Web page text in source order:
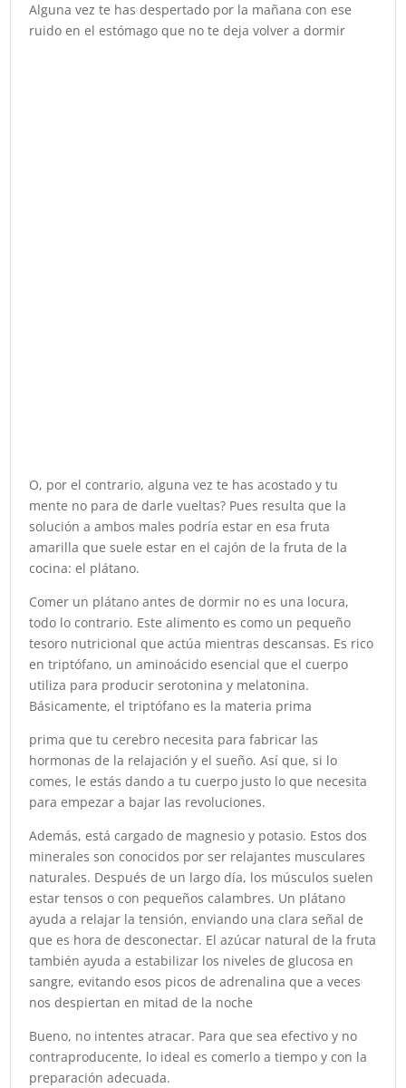
Alguna vez te has despertado por la mañana con ese
ruido en el estómago que no te deja volver a dormir
O, por el contrario, alguna vez te has acostado y tu
mente no para de darle vueltas? Pues resulta que la
solución a ambos males podría estar en esa fruta
amarilla que suele estar en el cajón de la fruta de la
cocina: el plátano.
Comer un plátano antes de dormir no es una locura,
todo lo contrario. Este alimento es como un pequeño
tesoro nutricional que actúa mientras descansas. Es rico
en triptófano, un aminoácido esencial que el cuerpo
utiliza para producir serotonina y melatonina.
Básicamente, el triptófano es la materia prima
prima que tu cerebro necesita para fabricar las
hormonas de la relajación y el sueño. Así que, si lo
comes, le estás dando a tu cuerpo justo lo que necesita
para empezar a bajar las revoluciones.
Además, está cargado de magnesio y potasio. Estos dos
minerales son conocidos por ser relajantes musculares
naturales. Después de un largo día, los músculos suelen
estar tensos o con pequeños calambres. Un plátano
ayuda a relajar la tensión, enviando una clara señal de
que es hora de desconectar. El azúcar natural de la fruta
también ayuda a estabilizar los niveles de glucosa en
sangre, evitando esos picos de adrenalina que a veces
nos despiertan en mitad de la noche
Bueno, no intentes atracar. Para que sea efectivo y no
contraproducente, lo ideal es comerlo a tiempo y con la
preparación adecuada.